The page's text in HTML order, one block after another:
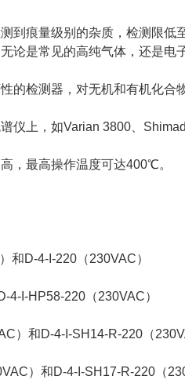
到痕量级别的杂质，检测限低
论是常见的高纯气体，还是电
的检测器，对无机和有机化合
仪上，如Varian 3800、
，最高操作温度可达400℃。
和D-4-I-220（230VAC）
4-I-HP58-220（230VAC）
）和D-4-I-SH14-R-220（
）和D-4-I-SH17-R-220（